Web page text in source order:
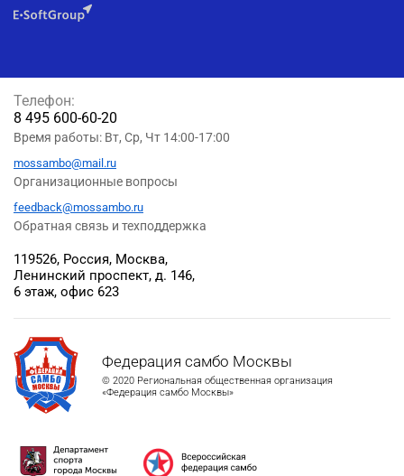
Федерация самбо Москвы
© 2020 Региональная общественная организация
«Федерация самбо Москвы»
119526, Россия, Москва,
Ленинский проспект, д. 146,
6 этаж, офис 623
Телефон:
8 495 600-60-20
Время работы: Вт, Ср, Чт 14:00-17:00
mossambo@mail.ru
Организационные вопросы
feedback@mossambo.ru
Обратная связь и техподдержка